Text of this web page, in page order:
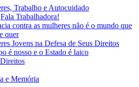
Trabalho e Autocuidado
Fala Trabalhadora!
contra as mulheres não é o mundo que
quer
Jovens na Defesa de Seus Direitos
é nosso e o Estado é laico
e Memória